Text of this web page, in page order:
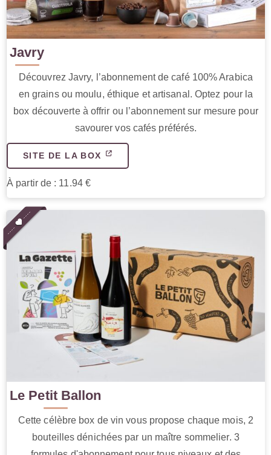
Javry
Découvrez Javry, l’abonnement de café 100% Arabica
en grains ou moulu, éthique et artisanal. Optez pour la
box découverte à offrir ou l’abonnement sur mesure pour
savourer vos cafés préférés.
SITE DE LA BOX
À partir de : 11.94 €
Le Petit Ballon
Cette célèbre box de vin vous propose chaque mois, 2
bouteilles dénichées par un maître sommelier. 3